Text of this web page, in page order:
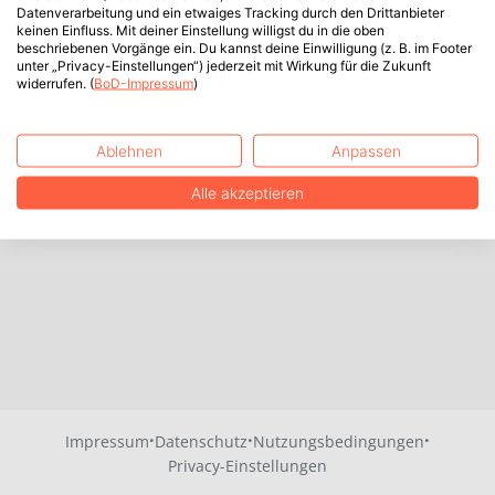
Impressum·Datenschutz·Nutzungsbedingungen·
Privacy-Einstellungen
Datenverarbeitung und ein etwaiges Tracking durch den Drittanbieter
keinen Einfluss. Mit deiner Einstellung willigst du in die oben
beschriebenen Vorgänge ein. Du kannst deine Einwilligung (z. B. im Footer
unter „Privacy-Einstellungen“) jederzeit mit Wirkung für die Zukunft
widerrufen. (BoD-Impressum)
Ablehnen Anpassen
Alle akzeptieren